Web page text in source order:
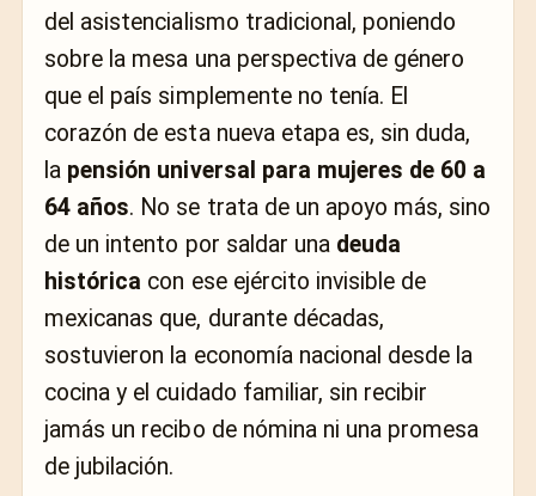
del asistencialismo tradicional, poniendo
sobre la mesa una perspectiva de género
que el país simplemente no tenía. El
corazón de esta nueva etapa es, sin duda,
la pensión universal para mujeres de 60 a
64 años. No se trata de un apoyo más, sino
de un intento por saldar una deuda
histórica con ese ejército invisible de
mexicanas que, durante décadas,
sostuvieron la economía nacional desde la
cocina y el cuidado familiar, sin recibir
jamás un recibo de nómina ni una promesa
de jubilación.